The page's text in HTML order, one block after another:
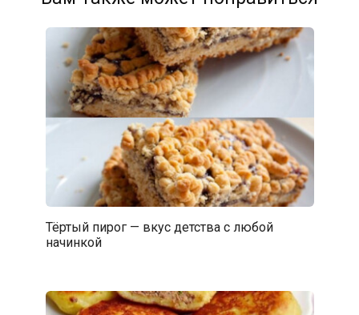
Тёртый пирог — вкус детства с любой
начинкой